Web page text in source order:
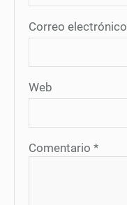
Correo electrónico
Web
Comentario *